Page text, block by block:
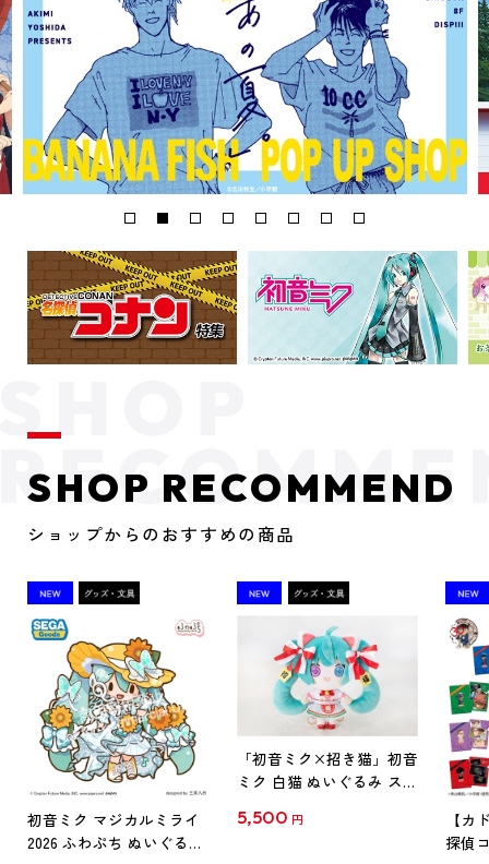
SHOP RECOMMEND
ショップからのおすすめの商品
初音ミク マジカルミライ
2026 ふわぷち ぬいぐるみ
「初音ミク×招き猫」初音
ミク 白猫 ぬいぐるみ スタ
5,500 円
【カ
探偵